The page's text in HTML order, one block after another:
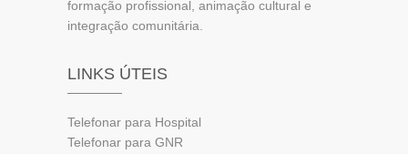
formação profissional, animação cultural e
integração comunitária.
LINKS ÚTEIS
Telefonar para Hospital
Telefonar para GNR